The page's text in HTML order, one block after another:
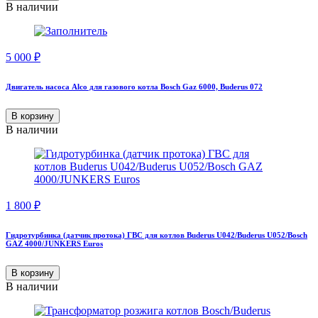
В наличии
5 000 ₽
Двигатель насоса Alco для газового котла Bosch Gaz 6000, Buderus 072
В корзину
В наличии
1 800 ₽
Гидротурбинка (датчик протока) ГВС для котлов Buderus U042/Buderus U052/Bosch
GAZ 4000/JUNKERS Euros
В корзину
В наличии